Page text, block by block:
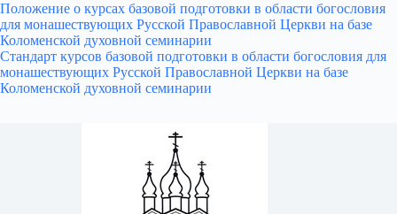
Положение о курсах базовой подготовки в области богословия
для монашествующих Русской Православной Церкви на базе
Коломенской духовной семинарии
Стандарт курсов базовой подготовки в области богословия для
монашествующих Русской Православной Церкви на базе
Коломенской духовной семинарии